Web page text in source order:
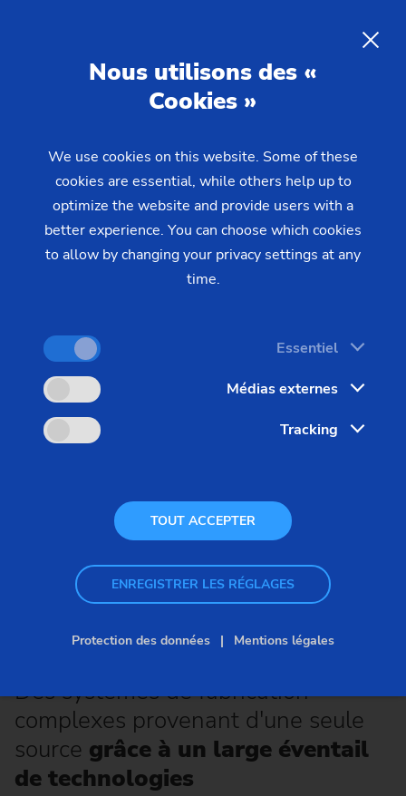
Secteurs & Solutions
Pièces
Electric and Combustion Engines
Came
Came
Des systèmes de fabrication
complexes provenant d'une seule
source grâce à un large éventail
de technologies
Nous utilisons des «
Cookies »
We use cookies on this website. Some of these
cookies are essential, while others help up to
optimize the website and provide users with a
better experience. You can choose which cookies
to allow by changing your privacy settings at any
time.
Essentiel
Médias externes
Tracking
TOUT ACCEPTER
ENREGISTRER LES RÉGLAGES
Protection des données Mentions légales